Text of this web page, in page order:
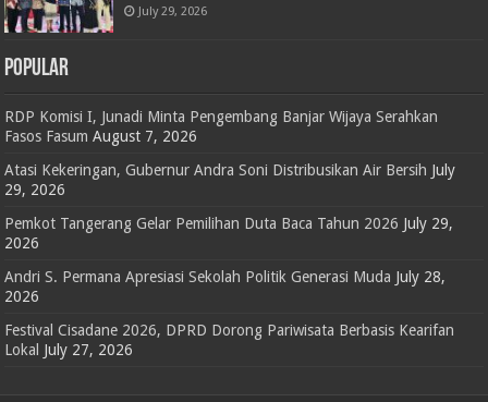
July 29, 2026
POPULAR
RDP Komisi I, Junadi Minta Pengembang Banjar Wijaya Serahkan
Fasos Fasum August 7, 2026
Atasi Kekeringan, Gubernur Andra Soni Distribusikan Air Bersih July
29, 2026
Pemkot Tangerang Gelar Pemilihan Duta Baca Tahun 2026 July 29,
2026
Andri S. Permana Apresiasi Sekolah Politik Generasi Muda July 28,
2026
Festival Cisadane 2026, DPRD Dorong Pariwisata Berbasis Kearifan
Lokal July 27, 2026